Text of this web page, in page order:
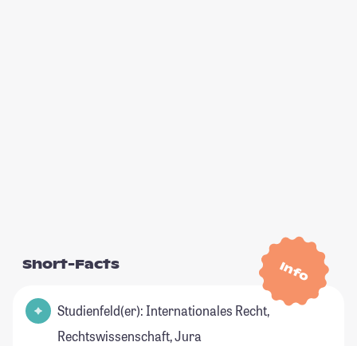
Info
Short-Facts
Studienfeld(er): Internationales Recht,
Rechtswissenschaft, Jura